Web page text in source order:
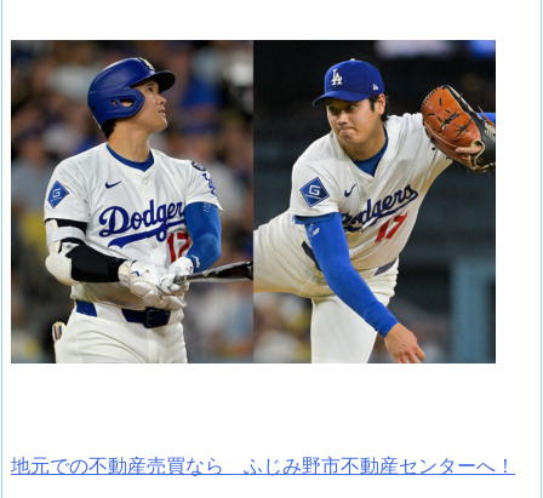
地元での不動産売買なら ふじみ野市不動産センターへ！